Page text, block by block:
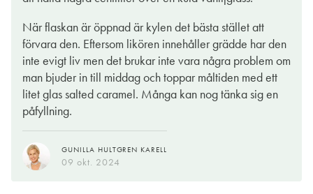
När flaskan är öppnad är kylen det bästa stället att
förvara den. Eftersom likören innehåller grädde har den
inte evigt liv men det brukar inte vara några problem om
man bjuder in till middag och toppar måltiden med ett
litet glas salted caramel. Många kan nog tänka sig en
påfyllning.
GUNILLA HULTGREN KARELL
09 okt. 2024